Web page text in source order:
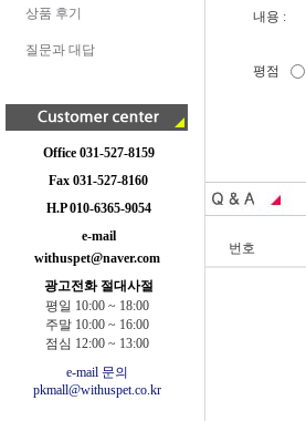
상품 후기
질문과 대답
Office 031-527-8159
Fax 031-527-8160
H.P 010-6365-9054
e-mail
withuspet@naver.com
광고전화 절대사절
평일 10:00 ~ 18:00
주말 10:00 ~ 16:00
점심 12:00 ~ 13:00
e-mail 문의
pkmall@withuspet.co.kr
내용 :
평점
번호